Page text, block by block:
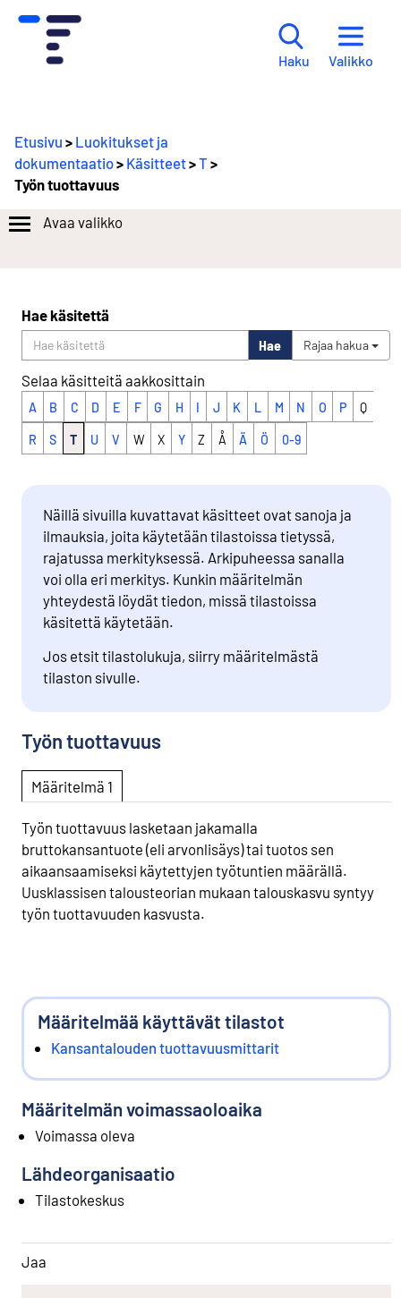
Haku Valikko
Etusivu > Luokitukset ja
dokumentaatio> Käsitteet>T >
Työn tuottavuus
Avaa valikko
Hae käsitettä
Hae Rajaa hakua
Selaa käsitteitä aakkosittain
A B C D E F G H I J K L M N O P Q
R S T U V W X Y Z Å Ä Ö 0-9
Näillä sivuilla kuvattavat käsitteet ovat sanoja ja
ilmauksia, joita käytetään tilastoissa tietyssä,
rajatussa merkityksessä. Arkipuheessa sanalla
voi olla eri merkitys. Kunkin määritelmän
yhteydestä löydät tiedon, missä tilastoissa
käsitettä käytetään.
Jos etsit tilastolukuja, siirry määritelmästä
tilaston sivulle.
Työn tuottavuus
Määritelmä 1
Työn tuottavuus lasketaan jakamalla
bruttokansantuote (eli arvonlisäys) tai tuotos sen
aikaansaamiseksi käytettyjen työtuntien määrällä.
Uusklassisen talousteorian mukaan talouskasvu syntyy
työn tuottavuuden kasvusta.
Määritelmää käyttävät tilastot
Kansantalouden tuottavuusmittarit
Määritelmän voimassaoloaika
Voimassa oleva
Lähdeorganisaatio
Tilastokeskus
Jaa